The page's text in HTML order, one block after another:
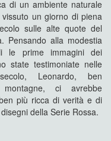
di un ambiente naturale
un giorno di piena
sulle alte quote del
Pensando alla modestia
le prime immagini dei
state testimoniate nelle
Leonardo, ben
montagne, ci avrebbe
più ricca di verità e di
della Serie Rossa.